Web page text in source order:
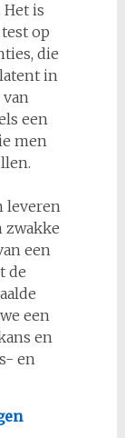
is
op
die
in
een
men
leveren
zwakke
een
de
een
en
en